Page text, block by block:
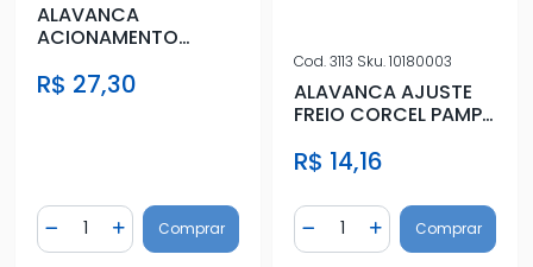
ALAVANCA
ACIONAMENTO
BANCO TRAS CORSA
R$ 27,30
Diminuir Quantidade
Quantidade
Adicionar Quantidade
Comprar
Cod.3113 Sku.10180003
ALAVANCA AJUSTE
FREIO CORCEL PAMPA
R$ 14,16
Diminuir Quantidade
Quantidade
AdicionarComprar